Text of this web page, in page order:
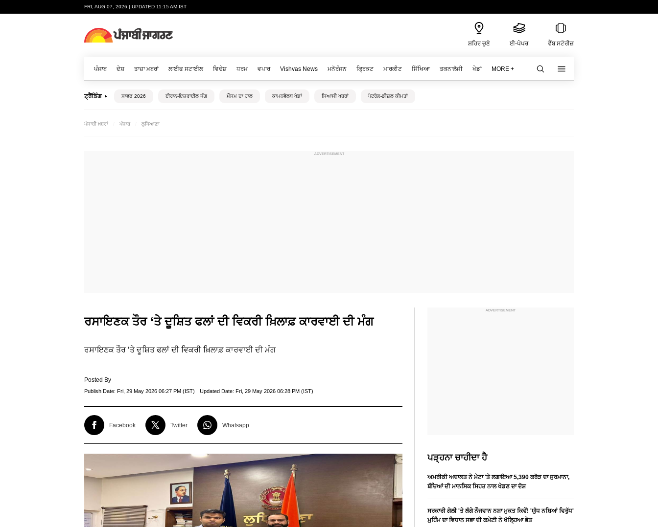
FRI, AUG 07, 2026 | UPDATED 11:15 AM IST
ਸ਼ਹਿਰ ਚੁਣੋ ਈ-ਪੇਪਰ ਵੈੱਬ ਸਟੋਰੀਜ਼
ਪੰਜਾਬ ਦੇਸ਼ ਤਾਜ਼ਾ ਖ਼ਬਰਾਂ ਲਾਈਫ ਸਟਾਈਲ ਵਿਦੇਸ਼ ਧਰਮ ਵਪਾਰ Vishvas News ਮਨੋਰੰਜਨ ਕ੍ਰਿਕਟ ਮਾਰਕੀਟ ਸਿੱਖਿਆ ਤਕਨਾਲੋਜੀ ਖੇਡਾਂ MORE +
ਟ੍ਰੈਂਡਿੰਗ ਸਾਵਣ 2026 ਈਰਾਨ-ਇਜ਼ਰਾਈਲ ਜੰਗ ਮੌਸਮ ਦਾ ਹਾਲ ਕਾਮਨਵੈਲਥ ਖੇਡਾਂ ਸਿਆਸੀ ਖਬਰਾਂ ਪੈਟਰੋਲ-ਡੀਜ਼ਲ ਕੀਮਤਾਂ
ਪੰਜਾਬੀ ਖ਼ਬਰਾਂ ਪੰਜਾਬ ਲੁਧਿਆਣਾ
ਰਸਾਇਣਕ ਤੌਰ ‘ਤੇ ਦੂਸ਼ਿਤ ਫਲਾਂ ਦੀ ਵਿਕਰੀ ਖ਼ਿਲਾਫ਼ ਕਾਰਵਾਈ ਦੀ ਮੰਗ
ਰਸਾਇਣਕ ਤੌਰ ‘ਤੇ ਦੂਸ਼ਿਤ ਫਲਾਂ ਦੀ ਵਿਕਰੀ ਖ਼ਿਲਾਫ਼ ਕਾਰਵਾਈ ਦੀ ਮੰਗ
Posted By
Publish Date: Fri, 29 May 2026 06:27 PM (IST) Updated Date: Fri, 29 May 2026 06:28 PM (IST)
Facebook Twitter Whatsapp
ਪੜ੍ਹਨਾ ਚਾਹੀਦਾ ਹੈ
ਅਮਰੀਕੀ ਅਦਾਲਤ ਨੇ ਮੇਟਾ 'ਤੇ ਲਗਾਇਆ 5,390 ਕਰੋੜ ਦਾ ਜੁਰਮਾਨਾ,
ਬੱਚਿਆਂ ਦੀ ਮਾਨਸਿਕ ਸਿਹਤ ਨਾਲ ਖੇਡਣ ਦਾ ਦੋਸ਼
ਸਰਕਾਰੀ ਗੋਲੀ 'ਤੇ ਲੱਗੇ ਨੌਜਵਾਨ ਨਸ਼ਾ ਮੁਕਤ ਕਿਵੇਂ! 'ਯੁੱਧ ਨਸ਼ਿਆਂ ਵਿਰੁੱਧ'
ਮੁਹਿੰਮ ਦਾ ਵਿਧਾਨ ਸਭਾ ਦੀ ਕਮੇਟੀ ਨੇ ਖੋਲ੍ਹਿਆ ਭੇਤ